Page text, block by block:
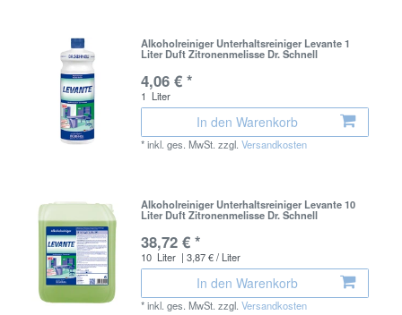
Alkoholreiniger Unterhaltsreiniger Levante 1
Liter Duft Zitronenmelisse Dr. Schnell
4,06 € *
1 Liter
In den Warenkorb
*inkl. ges. MwSt. zzgl.Versandkosten
Alkoholreiniger Unterhaltsreiniger Levante 10
Liter Duft Zitronenmelisse Dr. Schnell
38,72 € *
10 Liter | 3,87 € / Liter
In den Warenkorb
*inkl. ges. MwSt. zzgl.Versandkosten